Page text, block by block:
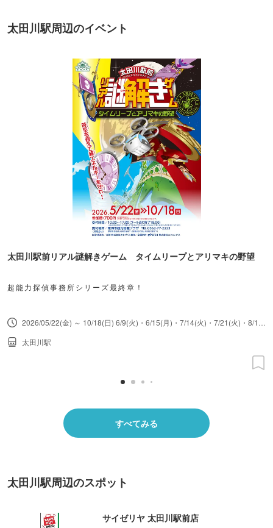
太田川駅周辺のイベント
太田川駅前リアル謎解きゲーム タイムリープとアリマキの野望
超能力探偵事務所シリーズ最終章！
2026/05/22(金) ～ 10/18(日) 6/9(火)・6/15(月)・7/14(火)・7/21(火)・8/12(水)・8/17(月)・9/8(火)・9/24(木)・10/13(火)は施設休館日のため参加不可。ゴール受付は18時まで。所要時間は2時間程度。
太田川駅
すべてみる
太田川駅周辺のスポット
サイゼリヤ 太田川駅前店